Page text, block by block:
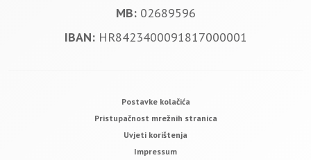
MB: 02689596
IBAN: HR8423400091817000001
Postavke kolačića
Pristupačnost mrežnih stranica
Uvjeti korištenja
Impressum